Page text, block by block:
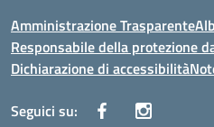
Amministrazione Trasparente
Responsabile della protezione
Dichiarazione di accessibilità
Seguici su: